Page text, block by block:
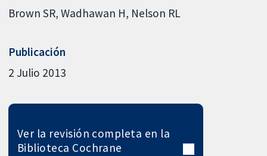
Brown SR Wadhawan H Nelson RL
Publicación
2 Julio 2013
Ver la revisión completa en la
Biblioteca Cochrane